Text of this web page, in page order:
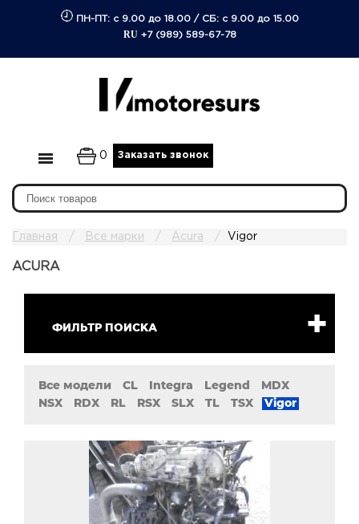
ПН-ПТ: с 9.00 до 18.00/ СБ: с 9.00 до 15.00
RU +7 (989) 589-67-78
0 Заказать звонок
Главная Все марки Acura Vigor
ACURA
ФИЛЬТР ПОИСКА
Все модели CL Integra Legend
MDX
NSX
RDX RL RSX SLX TL TSX Vigor